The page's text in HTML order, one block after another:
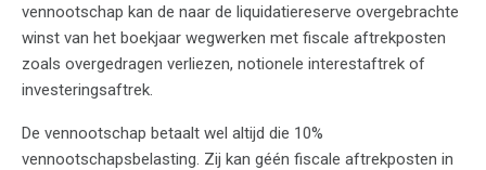
vennootschap kan de naar de liquidatiereserve overgebrachte
winst van het boekjaar wegwerken met fiscale aftrekposten
zoals overgedragen verliezen, notionele interestaftrek of
investeringsaftrek.
De vennootschap betaalt wel altijd die 10%
vennootschapsbelasting. Zij kan géén fiscale aftrekposten in